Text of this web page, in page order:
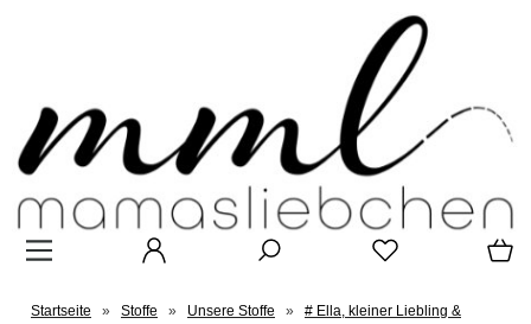
Startseite » Stoffe » Unsere Stoffe »
# Ella, kleiner Liebling &